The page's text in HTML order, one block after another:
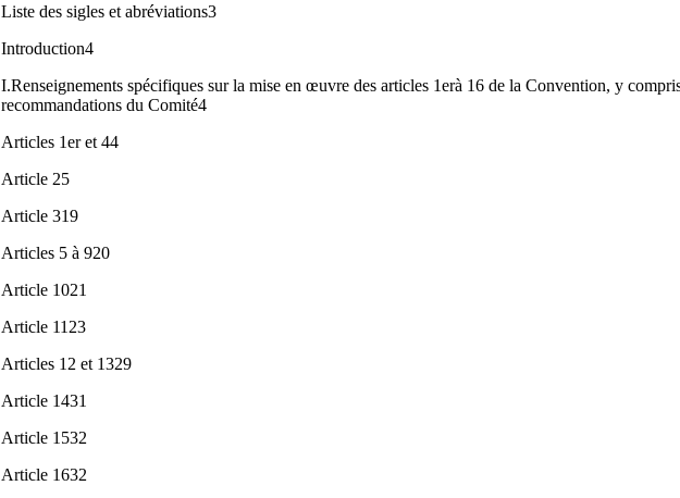
Liste des sigles et abréviations3
Introduction4
I.Renseignements spécifiques sur la mise en œuvre des articles 1erà 16 de la Convention, y
recommandations du Comité4
Articles 1er et 44
Article 25
Article 319
Articles 5 à 920
Article 1021
Article 1123
Articles 12 et 1329
Article 1431
Article 1532
Article 1632